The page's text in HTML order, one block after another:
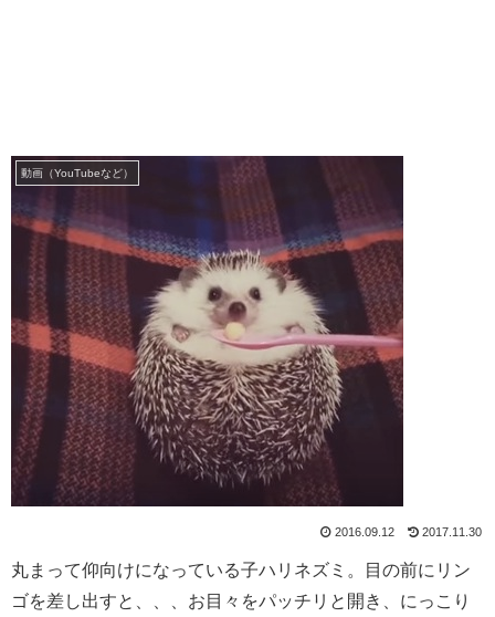
動画（YouTubeなど）
2016.09.12 2017.11.30
丸まって仰向けになっている子ハリネズミ。目の前にリン
ゴを差し出すと、、、お目々をパッチリと開き、にっこり